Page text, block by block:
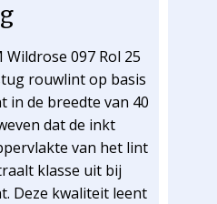
097 Rol 25
rouwlint op basis
in de breedte van 40
dat de inkt
van het lint
klasse uit bij
Deze kwaliteit leent